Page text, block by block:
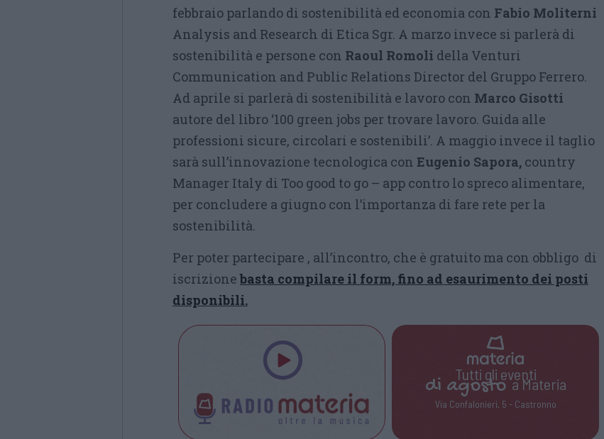
febbraio parlando di sostenibilità ed economia con Fabio Moliterni
Analysis and Research di Etica Sgr. A marzo invece si parlerà di
sostenibilità e persone con Raoul Romoli della Venturi
Communication and Public Relations Director del Gruppo Ferrero.
Ad aprile si parlerà di sostenibilità e lavoro con Marco Gisotti
autore del libro ‘100 green jobs per trovare lavoro. Guida alle
professioni sicure, circolari e sostenibili’. A maggio invece il taglio
sarà sull’innovazione tecnologica con Eugenio Sapora, country
Manager Italy di Too good to go – app contro lo spreco alimentare,
per concludere a giugno con l’importanza di fare rete per la
sostenibilità.
Per poter partecipare , all’incontro, che è gratuito ma con obbligo di
iscrizionebasta compilare il form, fino ad esaurimento dei posti
disponibili.
Tutti gli eventi
di agostoa Materia
Via Confalonieri, 5 - Castronno